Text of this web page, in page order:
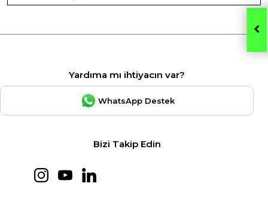
Yardıma mı ihtiyacın var?
WhatsApp Destek
Bizi Takip Edin